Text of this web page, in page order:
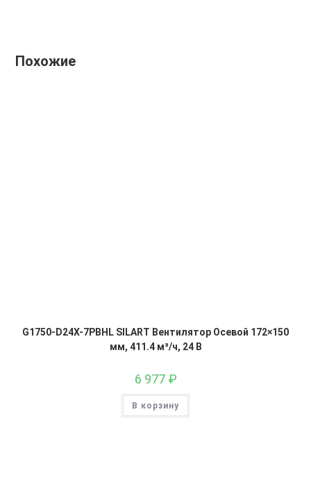
Похожие
G1750-D24X-7PBHL SILART Вентилятор Осевой 172×150
мм, 411.4 м³/ч, 24 В
6 977 ₽
В корзину